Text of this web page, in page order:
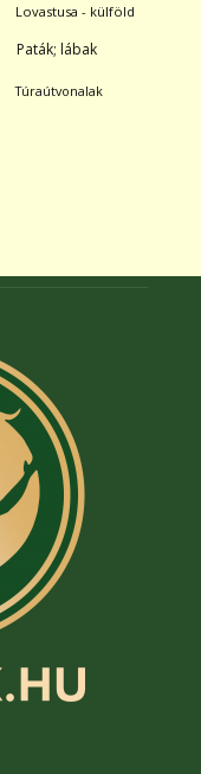
Lovastusa - külföld
Paták; lábak
Túraútvonalak